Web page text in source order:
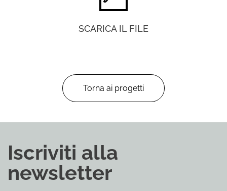
SCARICA IL FILE
Torna ai progetti
Iscriviti alla
newsletter